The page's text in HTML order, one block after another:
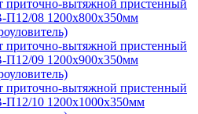
приточно-вытяжной пристенный
08 1200х800х350мм
приточно-вытяжной пристенный
09 1200х900х350мм
приточно-вытяжной пристенный
10 1200х1000х350мм